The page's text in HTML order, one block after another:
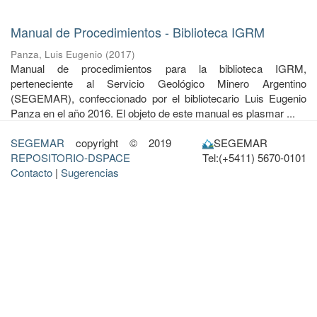
Manual de Procedimientos - Biblioteca IGRM
Panza, Luis Eugenio (2017)
Manual de procedimientos para la biblioteca IGRM,
perteneciente al Servicio Geológico Minero Argentino
(SEGEMAR), confeccionado por el bibliotecario Luis Eugenio
Panza en el año 2016. El objeto de este manual es plasmar ...
SEGEMAR copyright © 2019
REPOSITORIO-DSPACE
Contacto | Sugerencias
SEGEMAR
Tel:(+5411) 5670-0101